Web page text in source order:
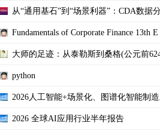
从“通用基石”到“场景利器”：CDA数据
Fundamentals of Corporate Finance 13th
大师的足迹：从泰勒斯到桑格(公元前
python
2026人工智能+场景化、图谱化智能制
2026 全球AI应用行业半年报告